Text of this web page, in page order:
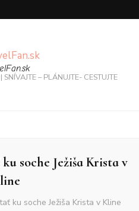
– PLÁNUJTE- CESTUJTE
soche Ježiša Krista v
ku soche Ježiša Krista v Kline